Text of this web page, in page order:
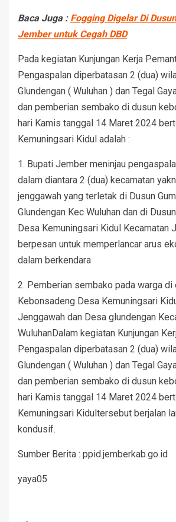
Baca Juga : Fogging Digelar Di
Jember untuk Cegah DBD
Pada kegiatan Kunjungan Kerja
Pengaspalan diperbatasan 2 (dua)
Glundengan ( Wuluhan ) dan Tegal
dan pemberian sembako di dusun
hari Kamis tanggal 14 Maret 2024
Kemuningsari Kidul adalah :
1. Bupati Jember meninjau
dalam diantara 2 (dua) kecamatan
jenggawah yang terletak di Dusun
Glundengan Kec Wuluhan dan di
Desa Kemuningsari Kidul Kecamatan
berpesan untuk memperlancar arus
dalam berkendara
2. Pemberian sembako pada warga di
Kebonsadeng Desa Kemuningsari
Jenggawah dan Desa glundengan
WuluhanDalam kegiatan Kunjungan
Pengaspalan diperbatasan 2 (dua)
Glundengan ( Wuluhan ) dan Tegal
dan pemberian sembako di dusun
hari Kamis tanggal 14 Maret 2024
Kemuningsari Kidultersebut berjalan
kondusif.
Sumber Berita : ppid.jemberkab.go.id
yaya05